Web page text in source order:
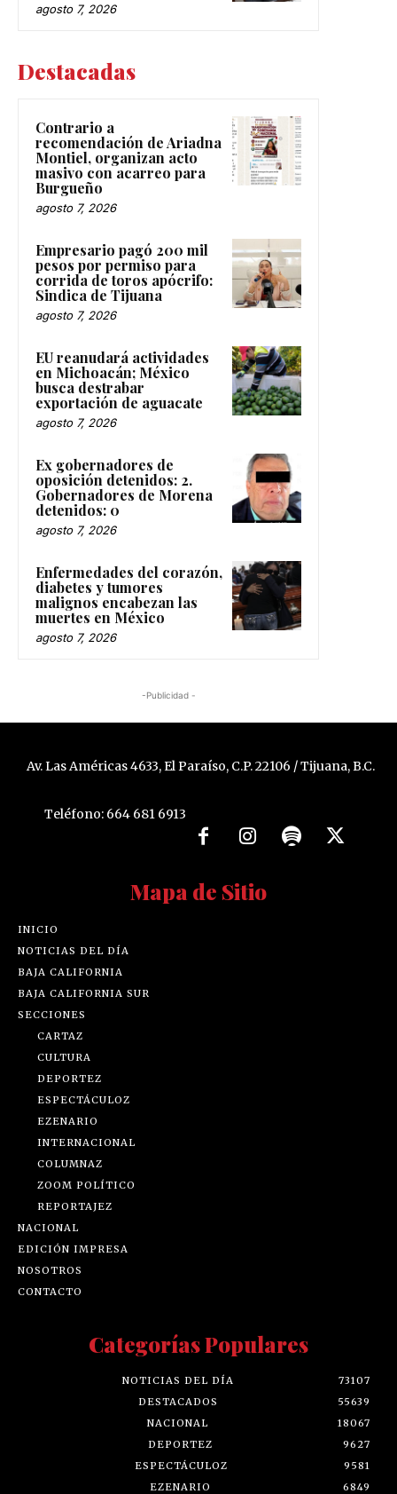
agosto 7, 2026
Destacadas
Contrario a
recomendación de Ariadna
Montiel, organizan acto
masivo con acarreo para
Burgueño
agosto 7, 2026
Empresario pagó 200 mil
pesos por permiso para
corrida de toros apócrifo:
Sindica de Tijuana
agosto 7, 2026
EU reanudará actividades
en Michoacán; México
busca destrabar
exportación de aguacate
agosto 7, 2026
Ex gobernadores de
oposición detenidos: 2.
Gobernadores de Morena
detenidos: 0
agosto 7, 2026
Enfermedades del corazón,
diabetes y tumores
malignos encabezan las
muertes en México
agosto 7, 2026
-Publicidad -
Av. Las Américas 4633, El Paraíso, C.P. 22106 / Tijuana, B.C.
Teléfono: 664 681 6913
Mapa de Sitio
INICIO
NOTICIAS DEL DÍA
BAJA CALIFORNIA
BAJA CALIFORNIA SUR
SECCIONES
CARTAZ
CULTURA
DEPORTEZ
ESPECTÁCULOZ
EZENARIO
INTERNACIONAL
COLUMNAZ
ZOOM POLÍTICO
REPORTAJEZ
NACIONAL
EDICIÓN IMPRESA
NOSOTROS
CONTACTO
Categorías Populares
NOTICIAS DEL DÍA
73107
DESTACADOS
55639
NACIONAL
18067
DEPORTEZ
9627
ESPECTÁCULOZ
9581
EZENARIO
6849